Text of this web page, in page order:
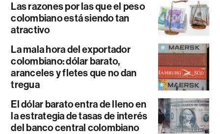
Las razones por las que el peso
colombiano está siendo tan
atractivo
La mala hora del exportador
colombiano: dólar barato,
aranceles y fletes que no dan
tregua
El dólar barato entra de lleno en
la estrategia de tasas de interés
del banco central colombiano